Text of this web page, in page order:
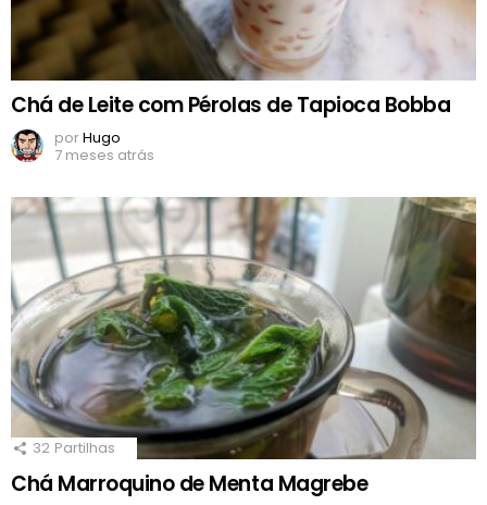
Chá de Leite com Pérolas de Tapioca Bobba
porHugo
7 meses atrás
32 Partilhas
Chá Marroquino de Menta Magrebe